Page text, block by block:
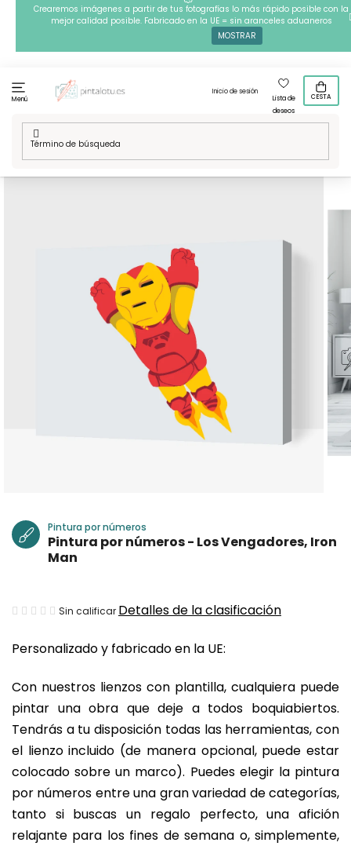
contenido
Crearemos imágenes a partir de tus fotografías lo más rápido posible con la
mejor calidad posible. Fabricado en la UE = sin aranceles aduaneros
MOSTRAR
Menú
Inicio de sesión
Lista de
deseos
CESTA
Inicio
/ Técnicas / Pintura por números / Pintura por números
- Los Vengadores, Iron Man
Personalizado y fabricado en la UE:
Con nuestros lienzos con plantilla, cualquiera puede
pintar una obra que deje a todos boquiabiertos.
Tendrás a tu disposición todas las herramientas, con
el lienzo incluido (de manera opcional, puede estar
colocado sobre un marco). Puedes elegir la pintura
por números entre una gran variedad de categorías,
tanto si buscas un regalo perfecto, una afición
relajante para los fines de semana o, simplemente,
Pintura por números
Pintura por números - Los Vengadores, Iron
Man
La
media
producto
es
de
0,0
sobre
5
estrellas.
Sin calificar Detalles de la clasificación